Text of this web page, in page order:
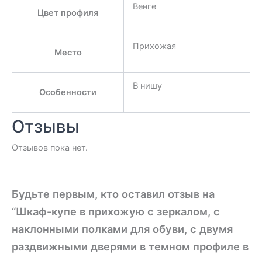
Цвет профиля
Венге
Место
Прихожая
Особенности
В нишу
Отзывы
Отзывов пока нет.
Будьте первым, кто оставил отзыв на
“Шкаф-купе в прихожую с зеркалом, с
наклонными полками для обуви, с двумя
раздвижными дверями в темном профиле в